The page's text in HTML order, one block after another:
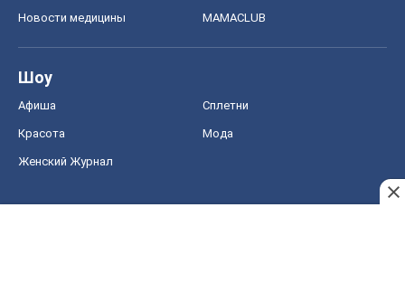
Новости медицины MAMACLUB
Шоу
Афиша Сплетни
Красота Мода
Женский Журнал